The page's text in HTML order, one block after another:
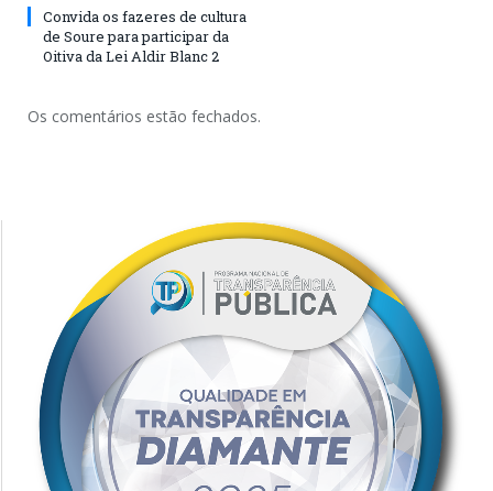
Convida os fazeres de cultura
de Soure para participar da
Oitiva da Lei Aldir Blanc 2
Os comentários estão fechados.